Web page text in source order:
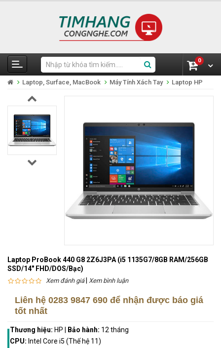
0
Laptop, Surface, MacBook Máy Tính Xách Tay Laptop HP
Laptop ProBook 440 G8 2Z6J3PA (i5 1135G7/8GB RAM/256GB
SSD/14" FHD/DOS/Bạc)
Xem đánh giá| Xem bình luận
Liên hệ 0283 9847 690 để nhận được báo giá
tốt nhất
Thương hiệu: HP Bảo hành: 12 tháng
CPU: Intel Core i5 (Thế hệ 11)